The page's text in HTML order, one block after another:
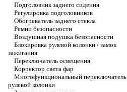
Подголовник заднего сидения
Регулировка подголовников
Обогреватель заднего стекла
Ремни безопасности
Воздушная подушка безопасности
Блокировка рулевой колонки / замок
зажигания
Переключатель освещения
Корректор света фар
Многофункциональный переключатель
рулевой колонки